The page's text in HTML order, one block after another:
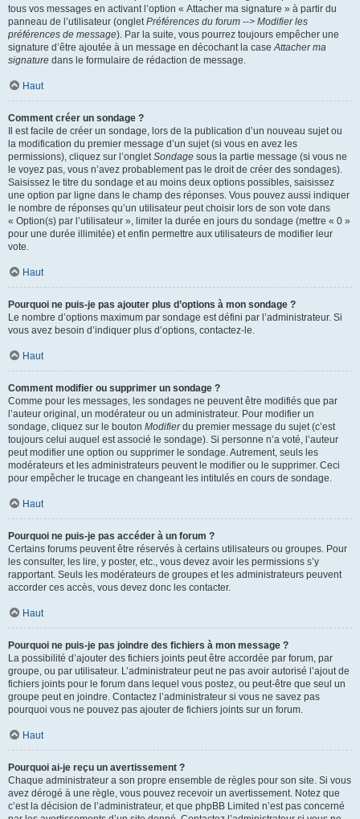
tous vos messages en activant l’option « Attacher ma signature » à partir du
panneau de l’utilisateur (ongletPréférences du forum --> Modifier les
préférences de message). Par la suite, vous pourrez toujours empêcher une
signature d’être ajoutée à un message en décochant la caseAttacher ma
signature dans le formulaire de rédaction de message.
Haut
Comment créer un sondage ?
Il est facile de créer un sondage, lors de la publication d’un nouveau sujet ou
la modification du premier message d’un sujet (si vous en avez les
permissions), cliquez sur l’ongletSondage sous la partie message (si vous ne
le voyez pas, vous n’avez probablement pas le droit de créer des sondages).
Saisissez le titre du sondage et au moins deux options possibles, saisissez
une option par ligne dans le champ des réponses. Vous pouvez aussi indiquer
le nombre de réponses qu’un utilisateur peut choisir lors de son vote dans
« Option(s) par l’utilisateur », limiter la durée en jours du sondage (mettre « 0 »
pour une durée illimitée) et enfin permettre aux utilisateurs de modifier leur
vote.
Haut
Pourquoi ne puis-je pas ajouter plus d’options à mon sondage ?
Le nombre d’options maximum par sondage est défini par l’administrateur. Si
vous avez besoin d’indiquer plus d’options, contactez-le.
Haut
Comment modifier ou supprimer un sondage ?
Comme pour les messages, les sondages ne peuvent être modifiés que par
l’auteur original, un modérateur ou un administrateur. Pour modifier un
sondage, cliquez sur le bouton Modifierdu premier message du sujet (c’est
toujours celui auquel est associé le sondage). Si personne n’a voté, l’auteur
peut modifier une option ou supprimer le sondage. Autrement, seuls les
modérateurs et les administrateurs peuvent le modifier ou le supprimer. Ceci
pour empêcher le trucage en changeant les intitulés en cours de sondage.
Haut
Pourquoi ne puis-je pas accéder à un forum ?
Certains forums peuvent être réservés à certains utilisateurs ou groupes. Pour
les consulter, les lire, y poster, etc., vous devez avoir les permissions s’y
rapportant. Seuls les modérateurs de groupes et les administrateurs peuvent
accorder ces accès, vous devez donc les contacter.
Haut
Pourquoi ne puis-je pas joindre des fichiers à mon message ?
La possibilité d’ajouter des fichiers joints peut être accordée par forum, par
groupe, ou par utilisateur. L’administrateur peut ne pas avoir autorisé l’ajout de
fichiers joints pour le forum dans lequel vous postez, ou peut-être que seul un
groupe peut en joindre. Contactez l’administrateur si vous ne savez pas
pourquoi vous ne pouvez pas ajouter de fichiers joints sur un forum.
Haut
Pourquoi ai-je reçu un avertissement ?
Chaque administrateur a son propre ensemble de règles pour son site. Si vous
avez dérogé à une règle, vous pouvez recevoir un avertissement. Notez que
c’est la décision de l’administrateur, et que phpBB Limited n’est pas concerné